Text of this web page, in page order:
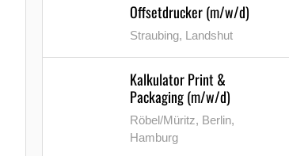
Offsetdrucker (m/w/d)
Straubing, Landshut
Kalkulator Print &
Packaging (m/w/d)
Röbel/Müritz, Berlin,
Hamburg